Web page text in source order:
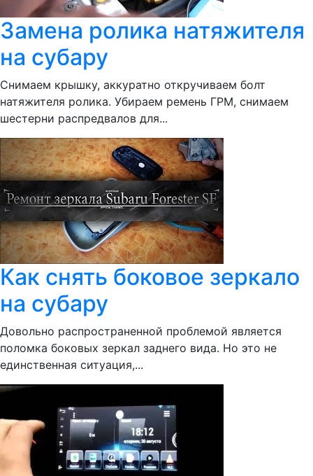
Замена ролика натяжителя
на субару
Снимаем крышку, аккуратно откручиваем болт
натяжителя ролика. Убираем ремень ГРМ, снимаем
шестерни распредвалов для...
Как снять боковое зеркало
на субару
Довольно распространенной проблемой является
поломка боковых зеркал заднего вида. Но это не
единственная ситуация,...